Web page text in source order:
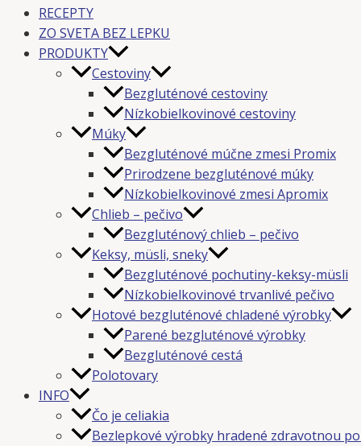
RECEPTY
ZO SVETA BEZ LEPKU
PRODUKTY
Cestoviny
Bezgluténové cestoviny
Nízkobielkovinové cestoviny
Múky
Bezgluténové múčne zmesi Promix
Prirodzene bezgluténové múky
Nízkobielkovinové zmesi Apromix
Chlieb – pečivo
Bezgluténový chlieb – pečivo
Keksy, müsli, sneky
Bezgluténové pochutiny-keksy-müsli
Nízkobielkovinové trvanlivé pečivo
Hotové bezgluténové chladené výrobky
Parené bezgluténové výrobky
Bezgluténové cestá
Polotovary
INFO
Čo je celiakia
Bezlepkové výrobky hradené zdravotnou